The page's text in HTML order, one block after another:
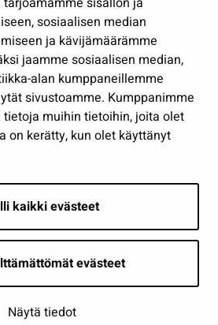
sosiaalisen median
ja kävijämäärämme
jaamme sosiaalisen median,
alan kumppaneillemme
sivustoamme. Kumppanimme
muihin tietoihin, joita olet
on kerätty, kun olet käyttänyt
kaikki evästeet
evästeet
Näytä tiedot| © Seinäjoki 2026